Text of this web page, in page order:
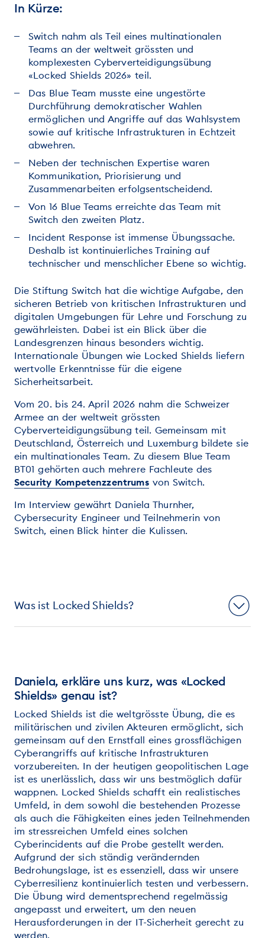
In Kürze:
Switch nahm als Teil eines multinationalen
Teams an der weltweit grössten und
komplexesten Cyberverteidigungsübung
«Locked Shields 2026» teil.
Das Blue Team musste eine ungestörte
Durchführung demokratischer Wahlen
ermöglichen und Angriffe auf das Wahlsystem
sowie auf kritische Infrastrukturen in Echtzeit
abwehren.
Neben der technischen Expertise waren
Kommunikation, Priorisierung und
Zusammenarbeiten erfolgsentscheidend.
Von 16 Blue Teams erreichte das Team mit
Switch den zweiten Platz.
Incident Response ist immense Übungssache.
Deshalb ist kontinuierliches Training auf
technischer und menschlicher Ebene so wichtig.
Die Stiftung Switch hat die wichtige Aufgabe, den
sicheren Betrieb von kritischen Infrastrukturen und
digitalen Umgebungen für Lehre und Forschung zu
gewährleisten. Dabei ist ein Blick über die
Landesgrenzen hinaus besonders wichtig.
Internationale Übungen wie Locked Shields liefern
wertvolle Erkenntnisse für die eigene
Sicherheitsarbeit.
Vom 20. bis 24. April 2026 nahm die Schweizer
Armee an der weltweit grössten
Cyberverteidigungsübung teil. Gemeinsam mit
Deutschland, Österreich und Luxemburg bildete sie
ein multinationales Team. Zu diesem Blue Team
BT01 gehörten auch mehrere Fachleute des
Security Kompetenzzentrumsvon Switch.
Im Interview gewährt Daniela Thurnher,
Cybersecurity Engineer und Teilnehmerin von
Switch, einen Blick hinter die Kulissen.
Was ist Locked Shields?
Daniela, erkläre uns kurz, was «Locked
Shields» genau ist?
Locked Shields ist die weltgrösste Übung, die es
militärischen und zivilen Akteuren ermöglicht, sich
gemeinsam auf den Ernstfall eines grossflächigen
Cyberangriffs auf kritische Infrastrukturen
vorzubereiten. In der heutigen geopolitischen Lage
ist es unerlässlich, dass wir uns bestmöglich dafür
wappnen. Locked Shields schafft ein realistisches
Umfeld, in dem sowohl die bestehenden Prozesse
als auch die Fähigkeiten eines jeden Teilnehmenden
im stressreichen Umfeld eines solchen
Cyberincidents auf die Probe gestellt werden.
Aufgrund der sich ständig verändernden
Bedrohungslage, ist es essenziell, dass wir unsere
Cyberresilienz kontinuierlich testen und verbessern.
Die Übung wird dementsprechend regelmässig
angepasst und erweitert, um den neuen
Herausforderungen in der IT-Sicherheit gerecht zu
werden.